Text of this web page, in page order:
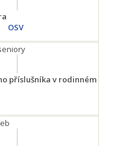
OSV
příslušníka v rodinném